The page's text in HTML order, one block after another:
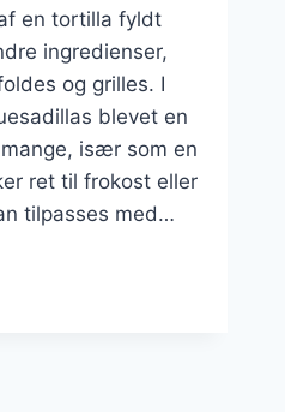
en tortilla fyldt
ingredienser,
og grilles. I
blevet en
især som en
ret til frokost eller
tilpasses med…